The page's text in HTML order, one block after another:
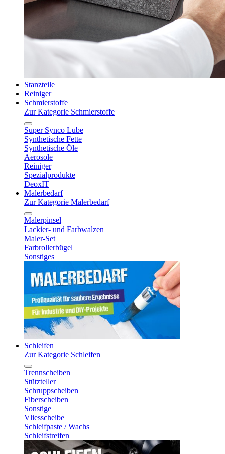
Stanzteile
Reiniger
Schmierstoffe
Zur Kategorie Schmierstoffe
Super Synco Lube
Synthetische Fette
Synthetische Öle
Aerosole
Reiniger
Spezialprodukte
DeoxIT
Malerbedarf
Zur Kategorie Malerbedarf
Malerpinsel
Lackier- und Farbwalzen
Maler-Set
Farbrollerbügel
Sonstiges
Schleifen
Zur Kategorie Schleifen
Trennscheiben
Stützteller
Schruppscheiben
Fiberscheiben
Sonstige
Vliesscheibe
Schleifpaste / Wachs
Schleifstreifen